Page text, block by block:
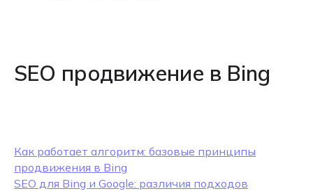
SEO продвижение в Bing
Как работает алгоритм: базовые принципы
продвижения в Bing
SEO для Bing и Google: различия подходов